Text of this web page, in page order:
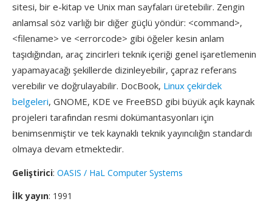
sitesi, bir e-kitap ve Unix man sayfaları üretebilir. Zengin
anlamsal söz varlığı bir diğer güçlü yöndür: <command>,
<filename> ve <errorcode> gibi öğeler kesin anlam
taşıdığından, araç zincirleri teknik içeriği genel işaretlemenin
yapamayacağı şekillerde dizinleyebilir, çapraz referans
verebilir ve doğrulayabilir. DocBook, Linux çekirdek
belgeleri, GNOME, KDE ve FreeBSD gibi büyük açık kaynak
projeleri tarafından resmi dokümantasyonları için
benimsenmiştir ve tek kaynaklı teknik yayıncılığın standardı
olmaya devam etmektedir.
Geliştirici: OASIS / HaL Computer Systems
İlk yayın: 1991